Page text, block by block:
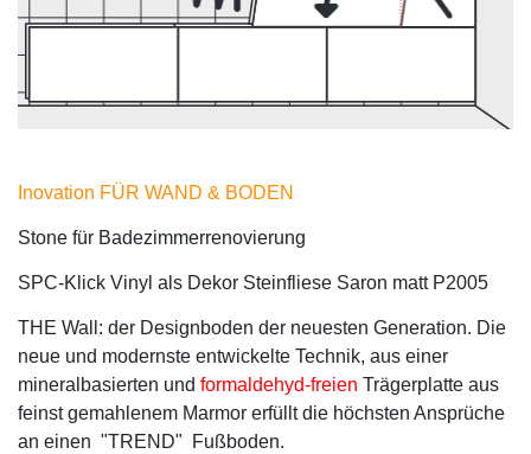
Inovation FÜR WAND & BODEN
Stone für Badezimmerrenovierung
SPC-Klick Vinyl als Dekor Steinfliese Saron matt P2005
THE Wall: der Designboden der neuesten Generation. Die
neue und modernste entwickelte Technik, aus einer
mineralbasierten und formaldehyd-freien Trägerplatte aus
feinst gemahlenem Marmor erfüllt die höchsten Ansprüche
an einen "TREND" Fußboden.